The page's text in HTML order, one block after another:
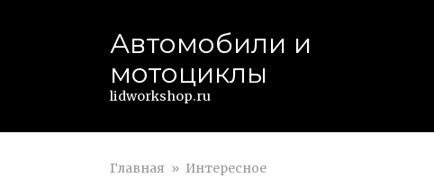
Автомобили и
мотоциклы
lidworkshop.ru
Главная » Интересное